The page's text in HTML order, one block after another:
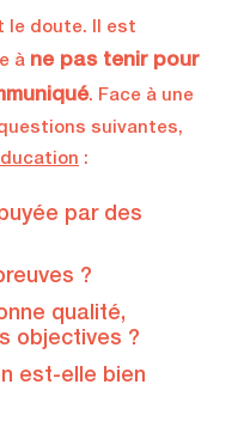
le doute. Il est
à ne pas tenir pour
. Face à une
suivantes,
:
par des
?
qualité,
objectives ?
est-elle bien